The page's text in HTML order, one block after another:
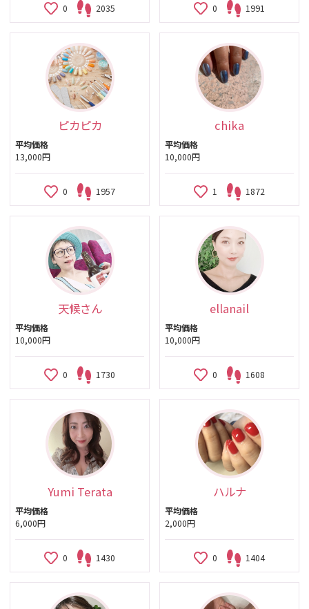
0 2035 0 1991
ピカピカ
平均価格
13,000円
0 1957
chika
平均価格
10,000円
1 1872
天候さん
平均価格
10,000円
0 1730
ellanail
平均価格
10,000円
0 1608
Yumi Terata
平均価格
6,000円
0 1430
ハルナ
平均価格
2,000円
0 1404